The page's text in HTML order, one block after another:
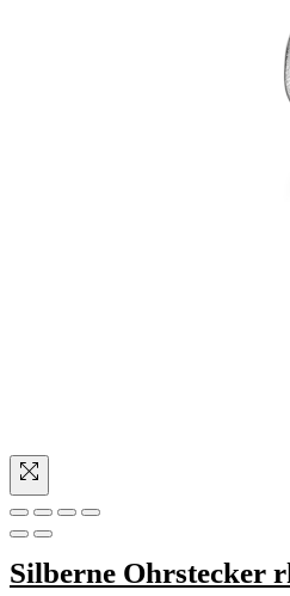
Silberne Ohrstecker